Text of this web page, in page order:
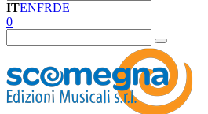
ITENFRDE
0